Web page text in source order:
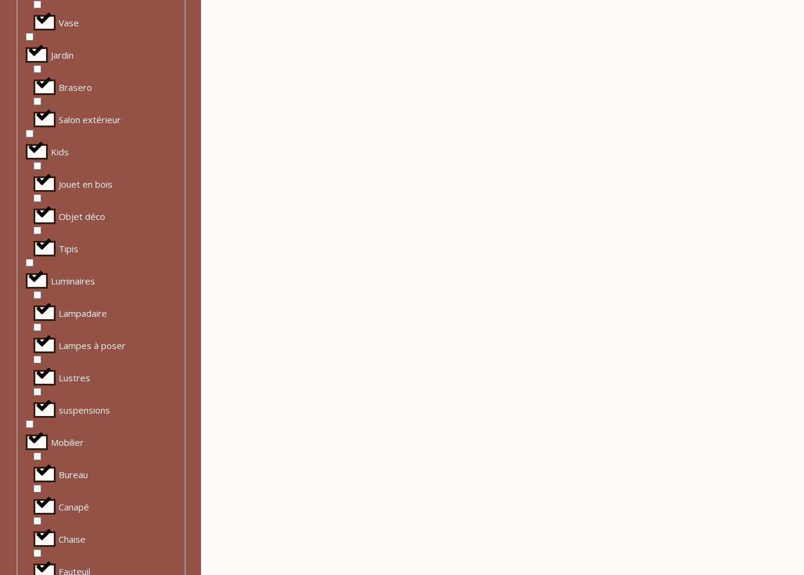
Vase
Jardin
Brasero
Salon extérieur
Kids
Jouet en bois
Objet déco
Tipis
Luminaires
Lampadaire
Lampes à poser
Lustres
suspensions
Mobilier
Bureau
Canapé
Chaise
Fauteuil